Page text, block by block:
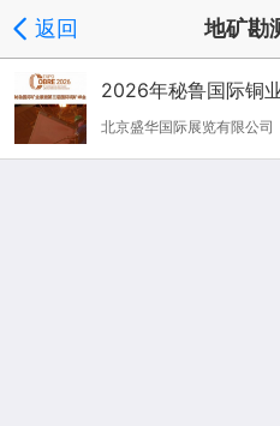
返回 地矿勘
2026年秘鲁国际铜
铜矿峰会
北京盛华国际展览有限公司